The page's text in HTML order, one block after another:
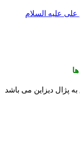
علی علیه السلام
پژال دیزاین می باشد